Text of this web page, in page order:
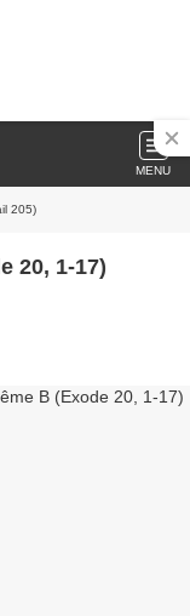
MENU
205)
20, 1-17)